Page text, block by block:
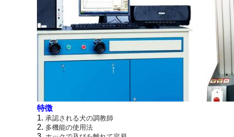
特徴
1. 承認される犬の調教師
2. 多機能の使用法